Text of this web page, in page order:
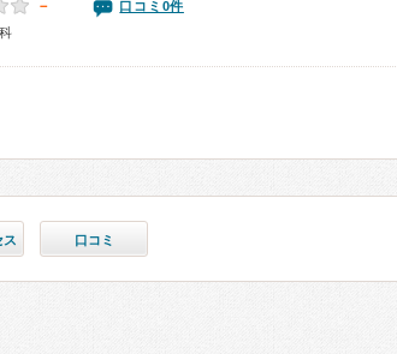
－
口コミ0件
ス 口コミ